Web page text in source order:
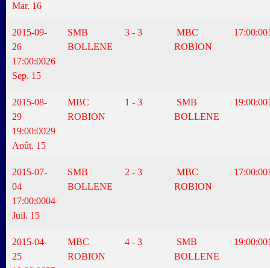
Mar. 16
2015-09-
26
17:00:0026
Sep. 15
SMB
BOLLENE
3 - 3
MBC
ROBION
17:00:00
2015-08-
29
19:00:0029
Août. 15
MBC
ROBION
1 - 3
SMB
BOLLENE
19:00:00
2015-07-
04
17:00:0004
Juil. 15
SMB
BOLLENE
2 - 3
MBC
ROBION
17:00:00
2015-04-
25
MBC
ROBION
4 - 3
SMB
BOLLENE
19:00:00